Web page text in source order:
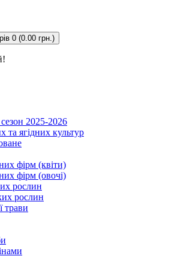
0 (0.00 грн.)
2025-2026
та ягідних культур
фірм (квіти)
фірм (овочі)
рослин
рослин
трави